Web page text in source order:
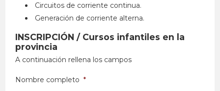
Circuitos de corriente continua.
Generación de corriente alterna.
INSCRIPCIÓN / Cursos infantiles en la
provincia
A continuación rellena los campos
Nombre completo *